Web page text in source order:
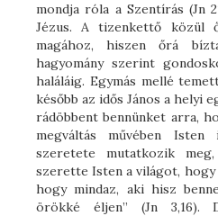
mondja róla a Szentírás (Jn
Jézus. A tizenkettő közül
magához, hiszen őrá
hagyomány szerint
haláláig. Egymás mellé
később az idős János a helyi
rádöbbent bennünket arra,
megváltás művében
szeretete mutatkozik
szerette Isten a világot,
hogy mindaz, aki hisz
örökké éljen” (Jn 3,16).